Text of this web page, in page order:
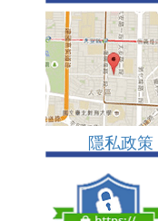
隱私政策